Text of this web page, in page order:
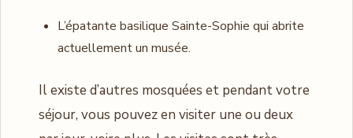
L’épatante basilique Sainte-Sophie qui abrite
actuellement un musée.
Il existe d’autres mosquées et pendant votre
séjour, vous pouvez en visiter une ou deux